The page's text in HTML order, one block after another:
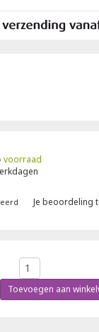
voorraad
Je beoordeling